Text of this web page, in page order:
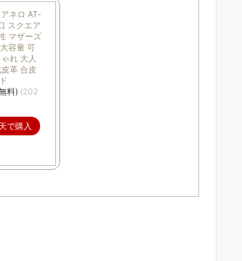
ネロ AT-
スクエア
マザーズ
容量 可
れ 大人
革 合皮
料) (202
で購入